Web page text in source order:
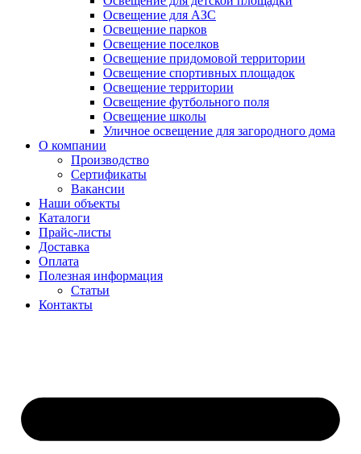
Освещение для АЗС
Освещение парков
Освещение поселков
Освещение придомовой территории
Освещение спортивных площадок
Освещение территории
Освещение футбольного поля
Освещение школы
Уличное освещение для загородного дома
О компании
Производство
Сертификаты
Вакансии
Наши объекты
Каталоги
Прайс-листы
Доставка
Оплата
Полезная информация
Статьи
Контакты